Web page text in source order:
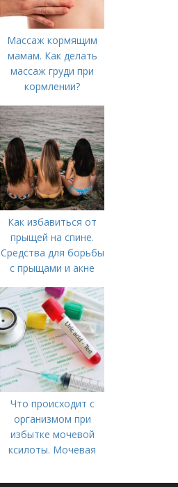
Массаж кормящим
мамам. Как делать
массаж груди при
кормлении?
Как избавиться от
прыщей на спине.
Средства для борьбы
с прыщами и акне
Что происходит с
организмом при
избытке мочевой
ксилоты. Мочевая
норма и отклонения